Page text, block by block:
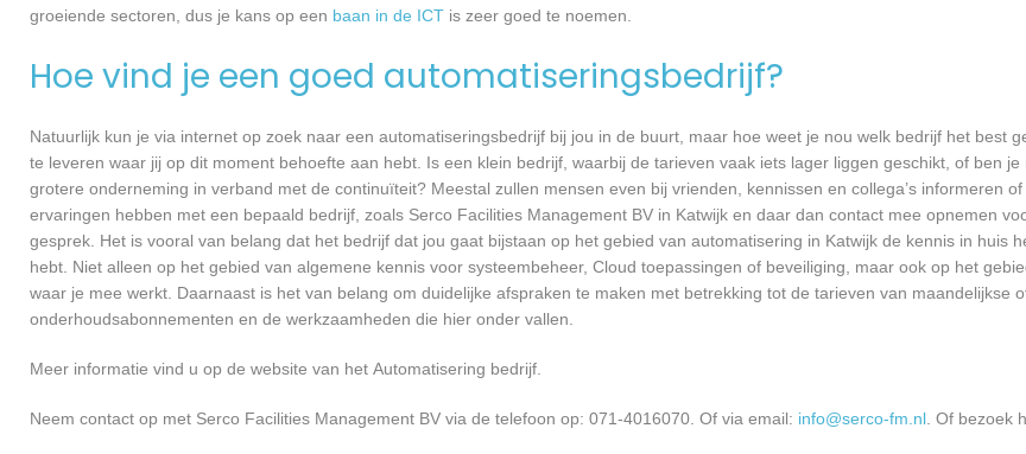
groeiende sectoren, dus je kans op een baan in de ICT is zeer goed te noemen.
Hoe vind je een goed automatiseringsbedrijf?
Natuurlijk kun je via internet op zoek naar een automatiseringsbedrijf bij jou in de buurt, maar hoe weet je nou welk bedrijf het best
te leveren waar jij op dit moment behoefte aan hebt. Is een klein bedrijf, waarbij de tarieven vaak iets lager liggen geschikt, of ben
grotere onderneming in verband met de continuïteit? Meestal zullen mensen even bij vrienden, kennissen en collega’s informeren
ervaringen hebben met een bepaald bedrijf, zoals Serco Facilities Management BV in Katwijk en daar dan contact mee opnemen
gesprek. Het is vooral van belang dat het bedrijf dat jou gaat bijstaan op het gebied van automatisering in Katwijk de kennis in huis
hebt. Niet alleen op het gebied van algemene kennis voor systeembeheer, Cloud toepassingen of beveiliging, maar ook op het
waar je mee werkt. Daarnaast is het van belang om duidelijke afspraken te maken met betrekking tot de tarieven van maandelijkse
onderhoudsabonnementen en de werkzaamheden die hier onder vallen.
Meer informatie vind u op de website van het Automatisering bedrijf.
Neem contact op met Serco Facilities Management BV via de telefoon op: 071-4016070. Of via email: info@serco-fm.nl . Of bezoek